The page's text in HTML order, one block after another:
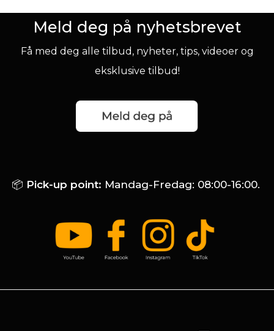
Meld deg på nyhetsbrevet
Få med deg alle tilbud, nyheter, tips, videoer og
eksklusive tilbud!
📦 Pick-up point: Mandag-Fredag: 08:00-16:00.